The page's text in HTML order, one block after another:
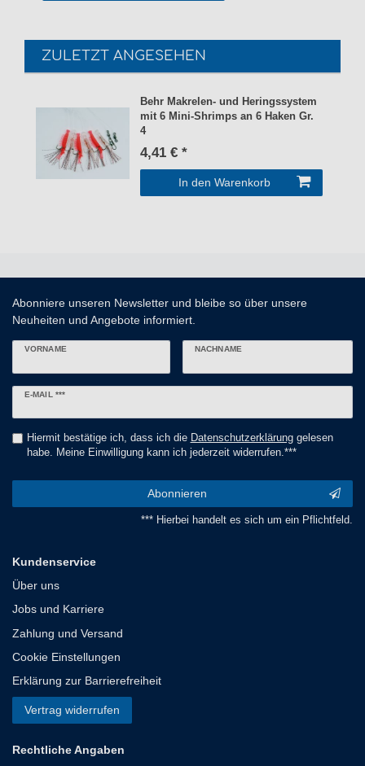
ZULETZT ANGESEHEN
Behr Makrelen- und Heringssystem
mit 6 Mini-Shrimps an 6 Haken Gr.
4
4,41 € *
In den Warenkorb
Abonniere unseren Newsletter und bleibe so über unsere
Neuheiten und Angebote informiert.
VORNAME NACHNAME
E-MAIL ***
Newsletter
Hiermit bestätige ich, dass ich die Daten­schutz­erklärunggelesen
habe. Meine Einwilligung kann ich jederzeit widerrufen.***
Abonnieren
*** Hierbei handelt es sich um ein Pflichtfeld.
Kundenservice
Über uns
Jobs und Karriere
Zahlung und Versand
Cookie Einstellungen
Erklärung zur Barrierefreiheit
Vertrag widerrufen
Rechtliche Angaben